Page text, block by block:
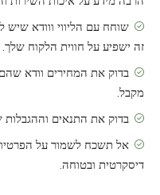
שוחח עם הליווי ווודא שיש
זה ישפיע על חווית הלקוח שלך.
בדוק את המחירים וודא
מקבל.
בדוק את התנאים
אל תשכח לשמור על
דיסקרטית ובטוחה.